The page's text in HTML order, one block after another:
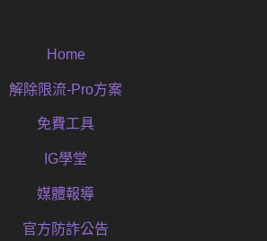
Home
解除限流-Pro方案
免費工具
IG學堂
媒體報導
官方防詐公告